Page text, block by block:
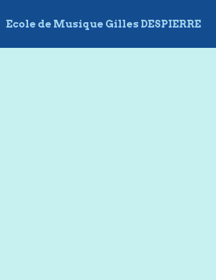
Ecole de Musique Gilles DESPIERRE